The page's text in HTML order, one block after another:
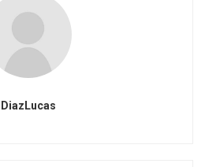
DiazLucas